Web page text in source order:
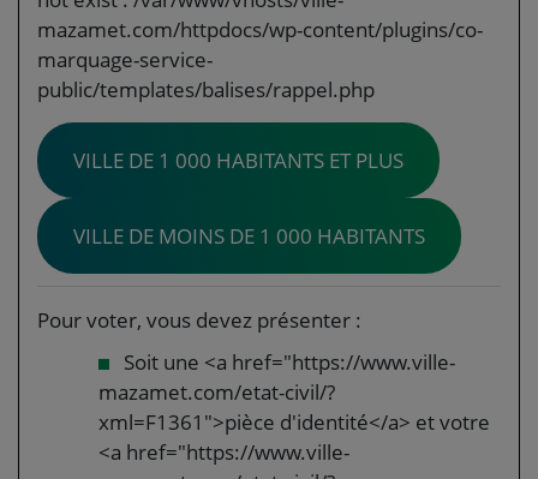
mazamet.com/httpdocs/wp-content/plugins/co-
marquage-service-
public/templates/balises/rappel.php
VILLE DE 1 000 HABITANTS ET PLUS
VILLE DE MOINS DE 1 000 HABITANTS
Pour voter, vous devez présenter :
Soit une <a href="https://www.ville-
mazamet.com/etat-civil/?
xml=F1361">pièce d'identité</a> et votre
<a href="https://www.ville-